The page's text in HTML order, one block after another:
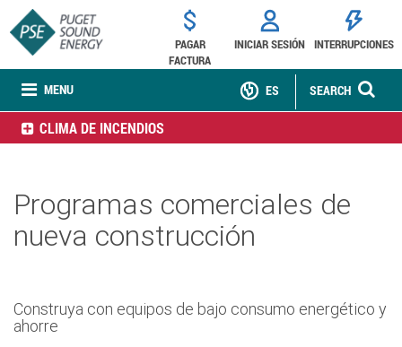
MENU
PAGAR
FACTURA
INICIAR SESIÓN INTERRUPCIONES
SEARCH
ES
CLIMA DE INCENDIOS
Programas comerciales de
nueva construcción
Construya con equipos de bajo consumo energético y
ahorre